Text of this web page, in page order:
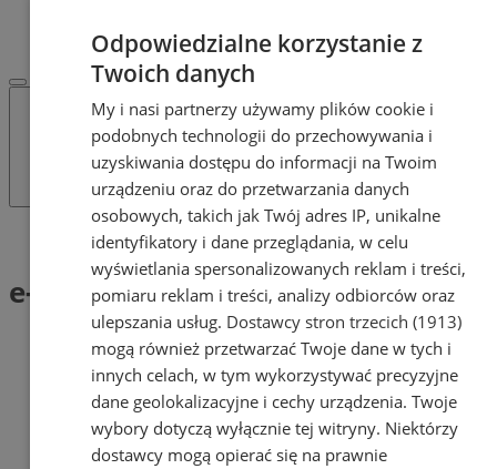
WSPÓŁPRACA
Tag: e-Doręczenia
e-Doręczenia (1)
Odpowiedzialne korzystanie z
Twoich danych
My i nasi partnerzy używamy plików cookie i
podobnych technologii do przechowywania i
uzyskiwania dostępu do informacji na Twoim
urządzeniu oraz do przetwarzania danych
osobowych, takich jak Twój adres IP, unikalne
identyfikatory i dane przeglądania, w celu
wyświetlania spersonalizowanych reklam i treści,
pomiaru reklam i treści, analizy odbiorców oraz
ulepszania usług. Dostawcy stron trzecich (1913)
mogą również przetwarzać Twoje dane w tych i
innych celach, w tym wykorzystywać precyzyjne
dane geolokalizacyjne i cechy urządzenia. Twoje
wybory dotyczą wyłącznie tej witryny. Niektórzy
dostawcy mogą opierać się na prawnie